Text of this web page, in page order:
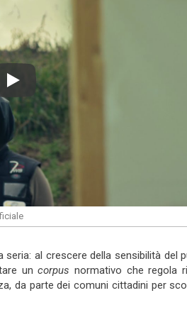
Play
seria: al crescere della sensibilità del
uncorpus normativo che regola
da parte dei comuni cittadini per